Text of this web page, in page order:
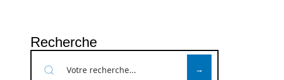
Recherche